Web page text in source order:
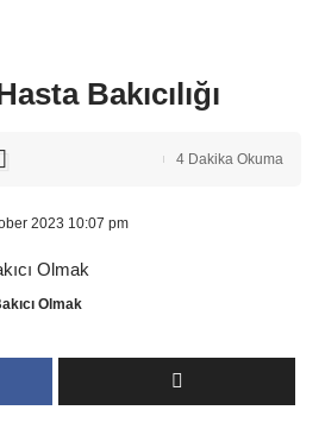
Bakıcılığı
2023 10:07 pm
4 Dakika Okuma
Olmak